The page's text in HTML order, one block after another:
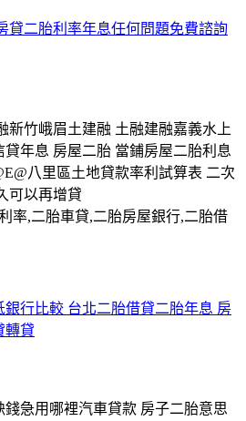
貸二胎利率年息任何問題免費諮詢
新竹峨眉土建融 土融建融嘉義水上
年息 房屋二胎 當鋪房屋二胎利息
八里區土地貸款率利試算表 二次
可以再增貸
率,二胎車貸,二胎房屋銀行,二胎借
銀行比較 台北二胎借貸二胎年息 房
轉貸
錢急用哪裡汽車貸款 房子二胎意思